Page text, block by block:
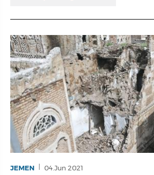
JEMEN 04.Jun 2021